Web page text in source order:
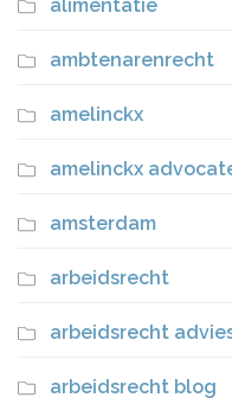
alimentatie
ambtenarenrecht
amelinckx
amelinckx
amsterdam
arbeidsrecht
arbeidsrecht
arbeidsrecht blog